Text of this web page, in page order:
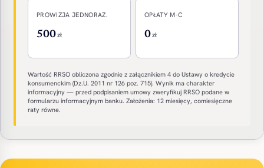
PROWIZJA JEDNORAZ.
500zł
OPŁATY M-C
0zł
Wartość RRSO obliczona zgodnie z załącznikiem 4 do Ustawy o kredycie
konsumenckim (Dz.U. 2011 nr 126 poz. 715). Wynik ma charakter
informacyjny — przed podpisaniem umowy zweryfikuj RRSO podane w
formularzu informacyjnym banku. Założenia: 12 miesięcy, comiesięczne
raty równe.